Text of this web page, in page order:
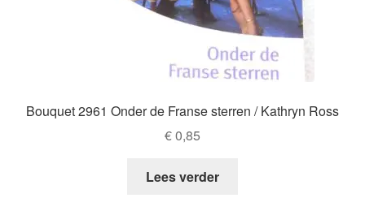
Bouquet 2961 Onder de Franse sterren / Kathryn Ross
€0,85
Lees verder